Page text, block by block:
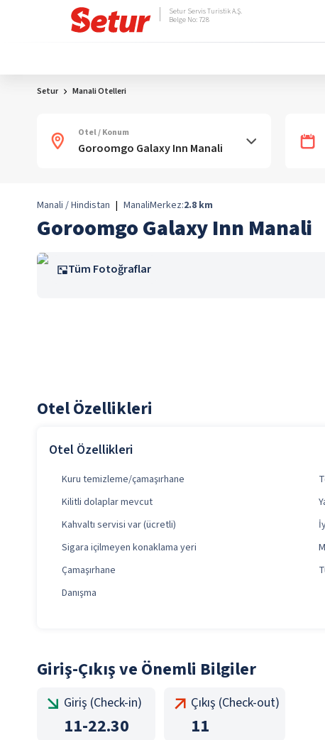
Setur Servis Turistik A.Ş.
Belge No: 728
Setur Manali Otelleri
Otel / Konum
Manali / Hindistan | ManaliMerkez:2.8 km
Goroomgo Galaxy Inn Manali
Tüm Fotoğraflar
Otel Özellikleri
Otel Özellikleri
Kuru temizleme/çamaşırhane
Kilitli dolaplar mevcut
Kahvaltı servisi var (ücretli)
Sigara içilmeyen konaklama yeri
Çamaşırhane
Danışma
Giriş-Çıkış ve Önemli Bilgiler
Giriş (Check-in)
11-22.30
Çıkış (Check-out)
11